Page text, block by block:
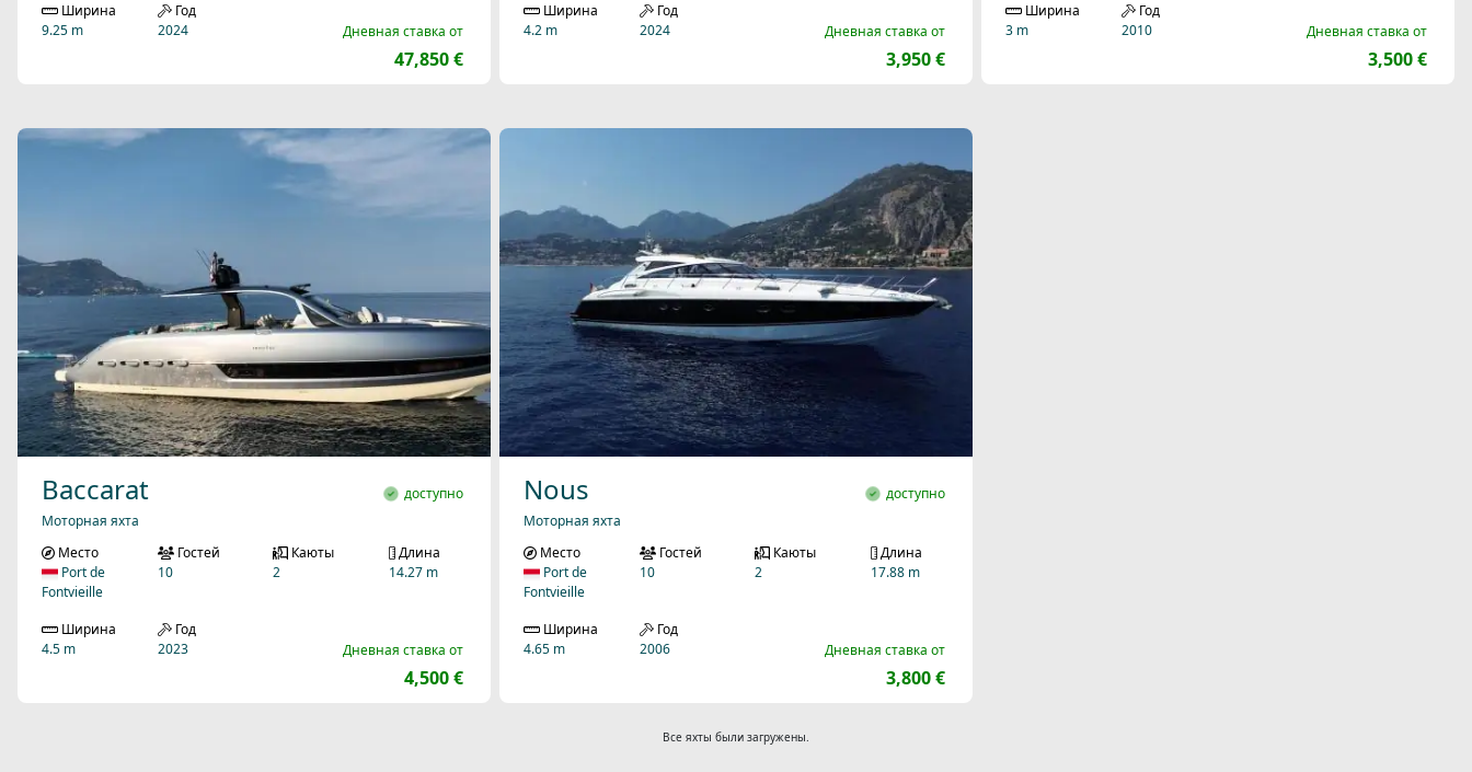
Дневная ставка от
47,850 €
Ширина
9.25 m
Год
2024
Дневная ставка от
3,950 €
Ширина
4.2 m
Год
2024
Дневная ставка от
3,500 €
Ширина
3 m
Год
2010
Baccarat
Моторная яхта
доступно
Дневная ставка от
4,500 €
Место
Port de
Fontvieille
Гостей
10
Каюты
2
Длина
14.27 m
Ширина
4.5 m
Год
2023
Nous
Моторная яхта
доступно
Дневная ставка от
3,800 €
Место
Port de
Fontvieille
Гостей
10
Каюты
2
Длина
17.88 m
Ширина
4.65 m
Год
2006
Все яхты были загружены.